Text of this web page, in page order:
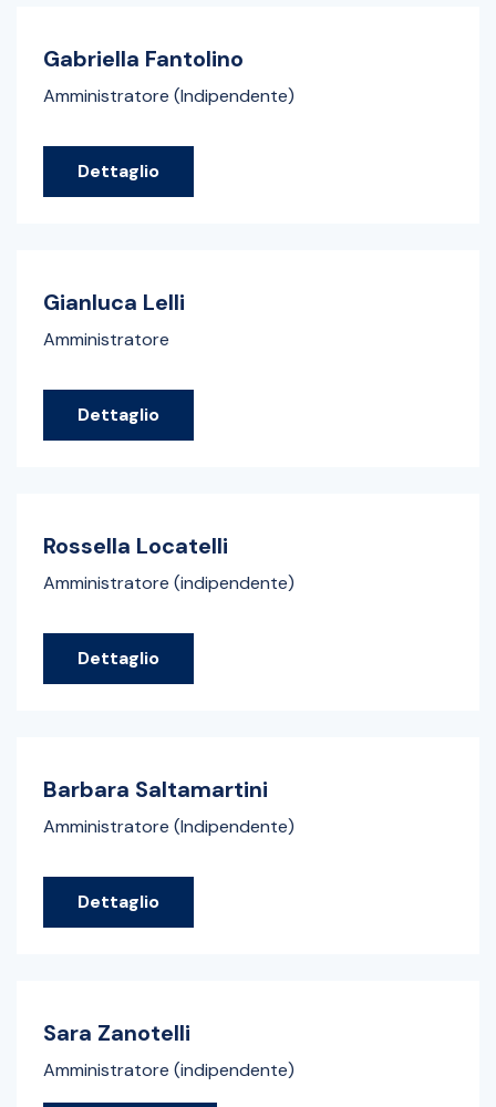
Gabriella Fantolino
Amministratore (Indipendente)
Dettaglio
Gianluca Lelli
Amministratore
Dettaglio
Rossella Locatelli
Amministratore (indipendente)
Dettaglio
Barbara Saltamartini
Amministratore (Indipendente)
Dettaglio
Sara Zanotelli
Amministratore (indipendente)